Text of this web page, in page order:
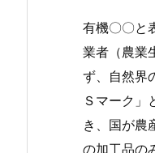
有機〇〇と
業者（農業
ず、自然界
Ｓマーク」
き、国が農
の加工品の